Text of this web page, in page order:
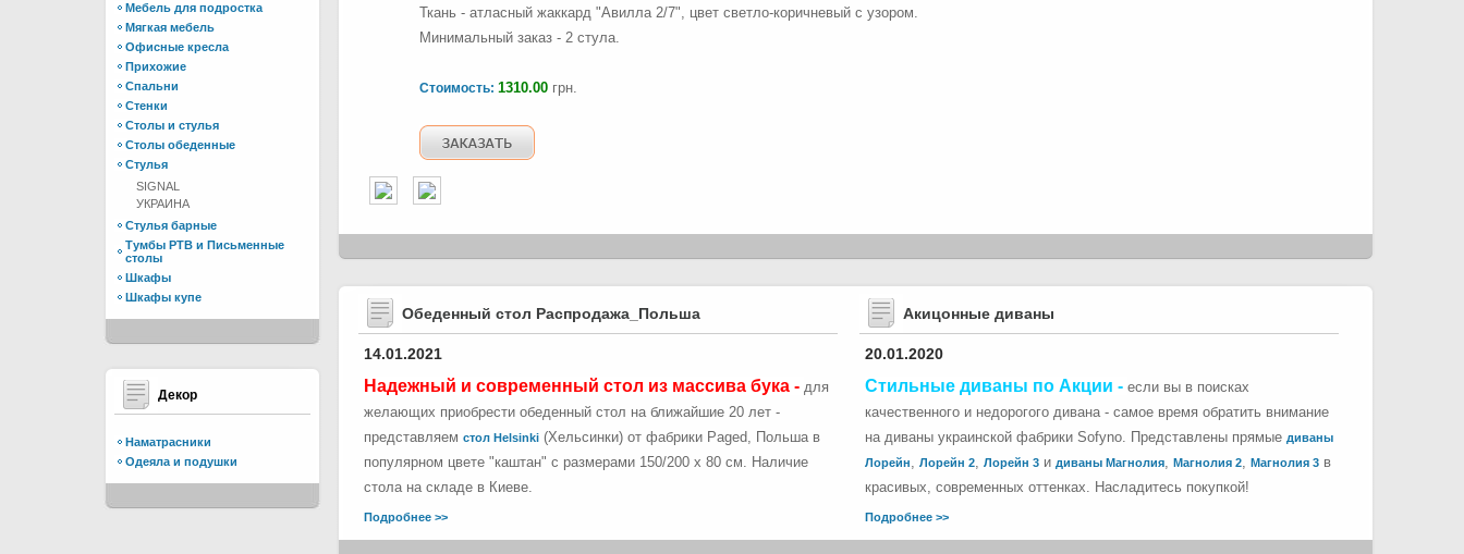
Мебель для подростка
Мягкая мебель
Офисные кресла
Прихожие
Спальни
Стенки
Столы и стулья
Столы обеденные
Стулья
SIGNAL
УКРАИНА
Стулья барные
Тумбы РТВ и Письменные
столы
Шкафы
Шкафы купе
Декор
Наматрасники
Одеяла и подушки
Ткань - атласный жаккард "Авилла 2/7", цвет светло-коричневый с узором.
Минимальный заказ - 2 стула.
Стоимость: 1310.00 грн.
Обеденный стол Распродажа_Польша
14.01.2021
Надежный и современный стол из массива бука - для
желающих приобрести обеденный стол на ближайшие 20 лет -
представляем стол Helsinki (Хельсинки) от фабрики Paged, Польша в
популярном цвете "каштан" с размерами 150/200 х 80 см. Наличие
стола на складе в Киеве.
Подробнее >>
Акицонные диваны
20.01.2020
Стильные диваны по Акции - если вы в поисках
качественного и недорогого дивана - самое время обратить внимание
на диваны украинской фабрики Sofyno. Представлены прямые диваны
Лорейн, Лорейн 2, Лорейн 3 и диваны Магнолия, Магнолия 2, Магнолия 3 в
красивых, современных оттенках. Насладитесь покупкой!
Подробнее >>